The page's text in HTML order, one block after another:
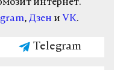
интернет.
, Дзен и VK.
Telegram